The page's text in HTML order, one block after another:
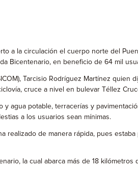
a la circulación el cuerpo norte del
Bicentenario, en beneficio de 64 mil
Tarcisio Rodríguez Martínez
cruce a nivel en bulevar Téllez
agua potable, terracerías y
a los usuarios sean mínimas.
de manera rápida, pues
la cual abarca más de 18